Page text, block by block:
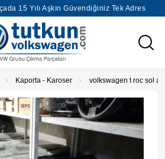
15 Yılı Aşkın Güvendiğiniz Tek Adres
Kaporta - Karoser volkswagen t roc sol